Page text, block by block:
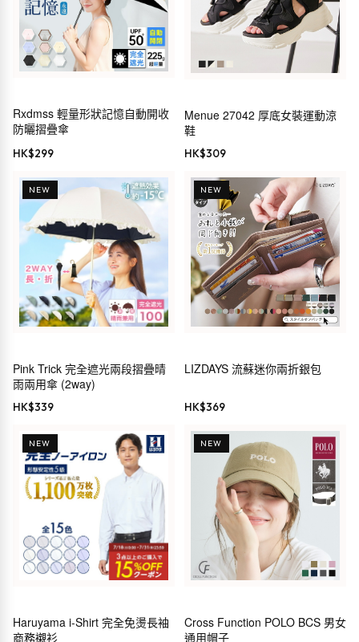
Rxdmss 輕量形狀記憶自動開收
防曬摺疊傘
HK$299
Menue 27042 厚底女裝運動涼
鞋
HK$309
NEW
Pink Trick 完全遮光兩段摺疊晴
雨兩用傘 (2way)
HK$339
NEW
LIZDAYS 流蘇迷你兩折銀包
HK$369
NEW
Haruyama i-Shirt 完全免燙長袖
商務襯衫
NEW
Cross Function POLO BCS 男女
通用帽子